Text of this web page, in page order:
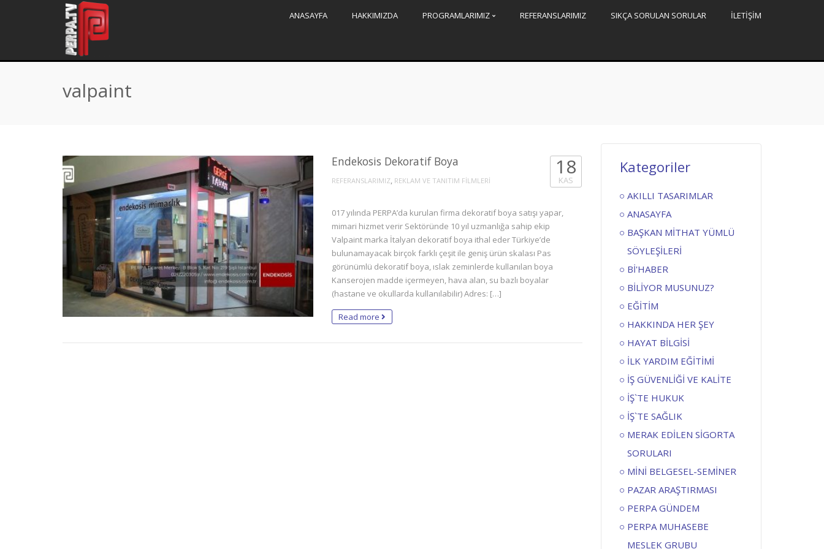
ANASAYFA HAKKIMIZDA PROGRAMLARIMIZ REFERANSLARIMIZ SIKÇA SORULAN SORULAR İLETİŞİM
Home
valpaint
Endekosis Dekoratif Boya
REFERANSLARIMIZ, REKLAM VE TANITIM FİLMLERİ
18
KAS
017 yılında PERPA’da kurulan firma dekoratif boya satışı yapar,
mimari hizmet verir Sektöründe 10 yıl uzmanlığa sahip ekip
Valpaint marka İtalyan dekoratif boya ithal eder Türkiye’de
bulunamayacak birçok farklı çeşit ile geniş ürün skalası Pas
görünümlü dekoratif boya, ıslak zeminlerde kullanılan boya
Kanserojen madde içermeyen, hava alan, su bazlı boyalar
(hastane ve okullarda kullanılabilir) Adres: […]
Read more
Kategoriler
AKILLI TASARIMLAR
ANASAYFA
BAŞKAN MİTHAT YÜMLÜ
SÖYLEŞİLERİ
Bİ'HABER
BİLİYOR MUSUNUZ?
EĞİTİM
HAKKINDA HER ŞEY
HAYAT BİLGİSİ
İLK YARDIM EĞİTİMİ
İŞ GÜVENLİĞİ VE KALİTE
İŞ`TE HUKUK
İŞ`TE SAĞLIK
MERAK EDİLEN SİGORTA
SORULARI
MİNİ BELGESEL-SEMİNER
PAZAR ARAŞTIRMASI
PERPA GÜNDEM
PERPA MUHASEBE
MESLEK GRUBU